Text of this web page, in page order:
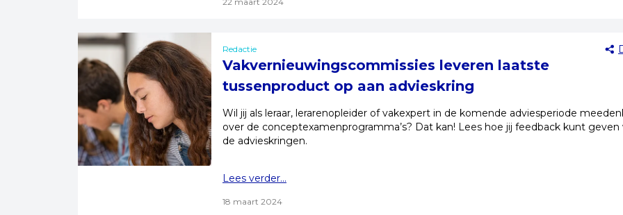
Redactie
Vakvernieuwingscommissies leveren laatste
tussenproduct op aan advieskring
Wil jij als leraar, lerarenopleider of vakexpert in de komende adviesperiode
over de conceptexamenprogramma’s? Dat kan! Lees hoe jij feedback kunt geven
de advieskringen.
Lees verder...
18 maart 2024